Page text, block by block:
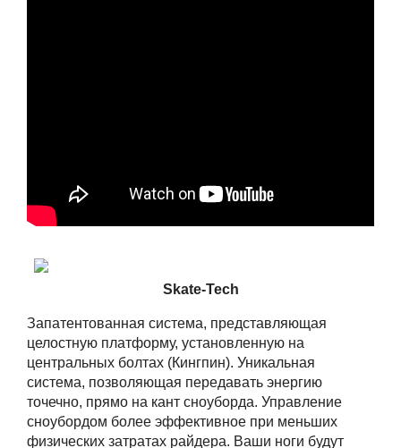
Skate-Tech
Запатентованная система, представляющая
целостную платформу, установленную на
центральных болтах (Кингпин). Уникальная
система, позволяющая передавать энергию
точечно, прямо на кант сноуборда. Управление
сноубордом более эффективное при меньших
физических затратах райдера. Ваши ноги будут